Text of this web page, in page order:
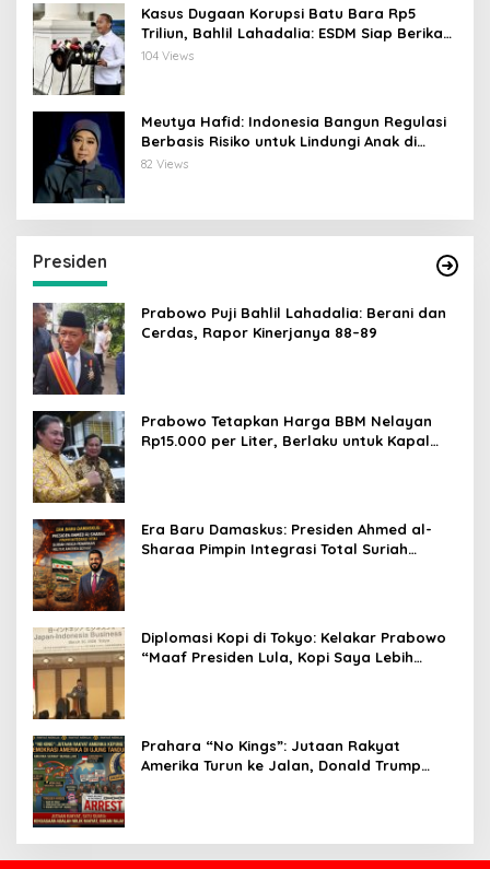
Kasus Dugaan Korupsi Batu Bara Rp5
Triliun, Bahlil Lahadalia: ESDM Siap Berikan
Data
104 Views
Meutya Hafid: Indonesia Bangun Regulasi
Berbasis Risiko untuk Lindungi Anak di
Dunia Digital
82 Views
Presiden
Prabowo Puji Bahlil Lahadalia: Berani dan
Cerdas, Rapor Kinerjanya 88–89
Prabowo Tetapkan Harga BBM Nelayan
Rp15.000 per Liter, Berlaku untuk Kapal
Era Baru Damaskus: Presiden Ahmed al-
Sharaa Pimpin Integrasi Total Suriah
Diplomasi Kopi di Tokyo: Kelakar Prabowo
“Maaf Presiden Lula, Kopi Saya Lebih
Prahara “No Kings”: Jutaan Rakyat
Amerika Turun ke Jalan, Donald Trump